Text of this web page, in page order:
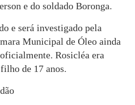
e do soldado Boronga.
e será investigado pela
Municipal de Óleo ainda
Rosicléa era
de 17 anos.